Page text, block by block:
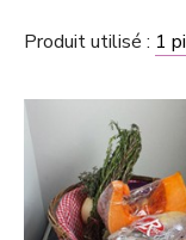
Produit utilisé : 1